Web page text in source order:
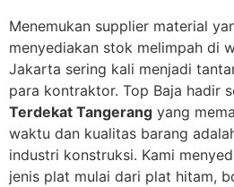
Menemukan supplier material
menyediakan stok melimpah di
Jakarta sering kali menjadi
para kontraktor. Top Baja hadir
Terdekat Tangerang yang
waktu dan kualitas barang
industri konstruksi. Kami
jenis plat mulai dari plat hitam,